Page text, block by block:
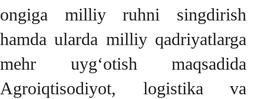
ongiga milliy ruhni singdirish
hamda ularda milliy qadriyatlarga
mehr uyg‘otish maqsadida
Agroiqtisodiyot, logistika va